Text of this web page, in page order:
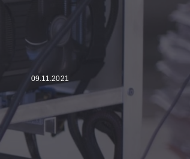
09.11.2021